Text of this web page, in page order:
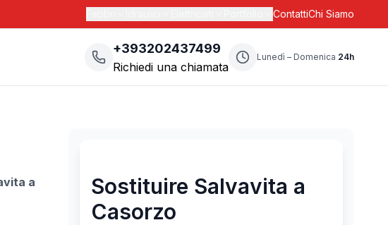
ContattiChi Siamo
+393202437499
Richiedi una chiamata
Lunedì – Domenica 24h
a
Sostituire Salvavita a
Casorzo